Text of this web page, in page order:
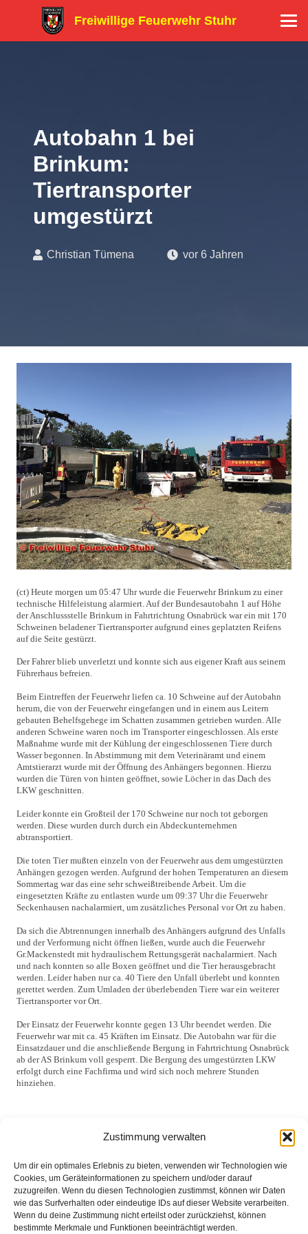
Zustimmung verwalten
Um dir ein optimales Erlebnis zu bieten, verwenden wir Technologien wie
Cookies, um Geräteinformationen zu speichern und/oder darauf
zuzugreifen. Wenn du diesen Technologien zustimmst, können wir Daten
wie das Surfverhalten oder eindeutige IDs auf dieser Website verarbeiten.
Wenn du deine Zustimmung nicht erteilst oder zurückziehst, können
bestimmte Merkmale und Funktionen beeinträchtigt werden.
Freiwillige Feuerwehr Stuhr
Autobahn 1 bei
Brinkum:
Tiertransporter
umgestürzt
Christian Tümena vor 6 Jahren
(ct) Heute morgen um 05:47 Uhr wurde die Feuerwehr Brinkum zu einer
technische Hilfeleistung alarmiert. Auf der Bundesautobahn 1 auf Höhe
der Anschlussstelle Brinkum in Fahrtrichtung Osnabrück war ein mit 170
Schweinen beladener Tiertransporter aufgrund eines geplatzten Reifens
auf die Seite gestürzt.
Der Fahrer blieb unverletzt und konnte sich aus eigener Kraft aus seinem
Führerhaus befreien.
Beim Eintreffen der Feuerwehr liefen ca. 10 Schweine auf der Autobahn
herum, die von der Feuerwehr eingefangen und in einem aus Leitern
gebauten Behelfsgehege im Schatten zusammen getrieben wurden. Alle
anderen Schweine waren noch im Transporter eingeschlossen. Als erste
Maßnahme wurde mit der Kühlung der eingeschlossenen Tiere durch
Wasser begonnen. In Abstimmung mit dem Veterinäramt und einem
Amtstierarzt wurde mit der Öffnung des Anhängers begonnen. Hierzu
wurden die Türen von hinten geöffnet, sowie Löcher in das Dach des
LKW geschnitten.
Leider konnte ein Großteil der 170 Schweine nur noch tot geborgen
werden. Diese wurden durch durch ein Abdeckunternehmen
abtransportiert.
Die toten Tier mußten einzeln von der Feuerwehr aus dem umgestürzten
Anhängen gezogen werden. Aufgrund der hohen Temperaturen an diesem
Sommertag war das eine sehr schweißtreibende Arbeit. Um die
eingesetzten Kräfte zu entlasten wurde um 09:37 Uhr die Feuerwehr
Seckenhausen nachalarmiert, um zusätzliches Personal vor Ort zu haben.
Da sich die Abtrennungen innerhalb des Anhängers aufgrund des Unfalls
und der Verformung nicht öffnen ließen, wurde auch die Feuerwehr
Gr.Mackenstedt mit hydraulischem Rettungsgerät nachalarmiert. Nach
und nach konnten so alle Boxen geöffnet und die Tier herausgebracht
werden. Leider haben nur ca. 40 Tiere den Unfall überlebt und konnten
gerettet werden. Zum Umladen der überlebenden Tiere war ein weiterer
Tiertransporter vor Ort.
Der Einsatz der Feuerwehr konnte gegen 13 Uhr beendet werden. Die
Feuerwehr war mit ca. 45 Kräften im Einsatz. Die Autobahn war für die
Einsatzdauer und die anschließende Bergung in Fahrtrichtung Osnabrück
ab der AS Brinkum voll gesperrt. Die Bergung des umgestürzten LKW
erfolgt durch eine Fachfirma und wird sich noch mehrere Stunden
hinziehen.
Eingesetzte Kräfte: Feuerwehr Brinkum +++ Feuerwehr